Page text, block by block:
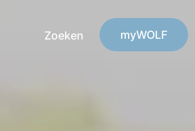
Zoeken myWOLF